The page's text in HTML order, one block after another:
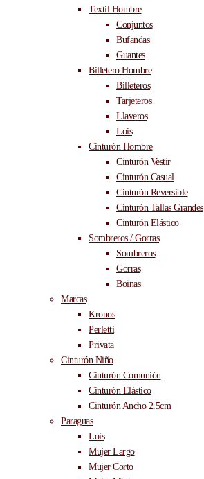
Textil Hombre
Conjuntos
Bufandas
Guantes
Billetero Hombre
Billeteros
Tarjeteros
Llaveros
Lois
Cinturón Hombre
Cinturón Vestir
Cinturón Casual
Cinturón Reversible
Cinturón Tallas Grandes
Cinturón Elástico
Sombreros / Gorras
Sombreros
Gorras
Boinas
Marcas
Kronos
Perletti
Privata
Cinturón Niño
Cinturón Comunión
Cinturón Elástico
Cinturón Ancho 2.5cm
Paraguas
Lois
Mujer Largo
Mujer Corto